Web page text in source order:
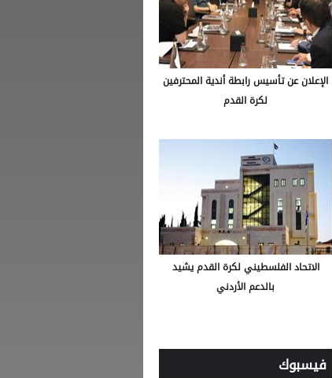
الإعلان عن تأسيس رابطة أندية المحترفين
لكرة القدم
الاتحاد الفلسطيني لكرة القدم يشيد
بالدعم الأردني
فيسبوك